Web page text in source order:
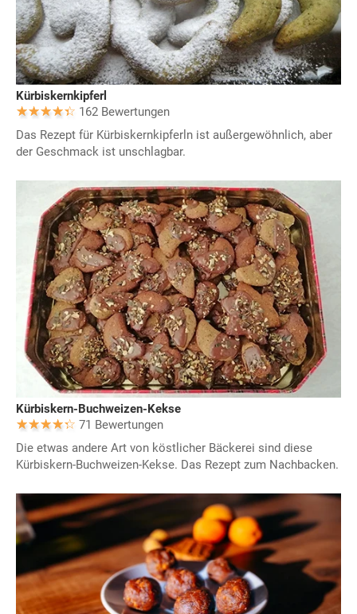
Kürbiskernkipferl
162 Bewertungen
Das Rezept für Kürbiskernkipferln ist außergewöhnlich, aber
der Geschmack ist unschlagbar.
Kürbiskern-Buchweizen-Kekse
71 Bewertungen
Die etwas andere Art von köstlicher Bäckerei sind diese
Kürbiskern-Buchweizen-Kekse. Das Rezept zum Nachbacken.